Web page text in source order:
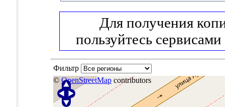
Для получения
пользуйтесь сервисами
Фильтр
© OpenStreetMap contributors